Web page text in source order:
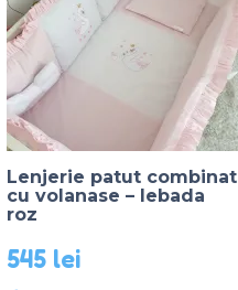
Lenjerie patut combinat
cu volanase – lebada
roz
545 lei